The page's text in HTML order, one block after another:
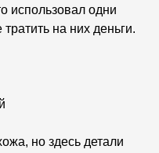
использовал одни
на них деньги.
но здесь детали